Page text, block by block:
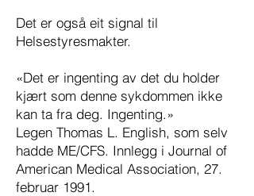
Det er også eit signal til
Helsestyresmakter.​
«Det er ingenting av det du holder
kjært som denne sykdommen ikke
kan ta fra deg. Ingenting.»​
Legen Thomas L. English, som selv
hadde ME/CFS. Innlegg i Journal of
American Medical Association, 27.
februar 1991.